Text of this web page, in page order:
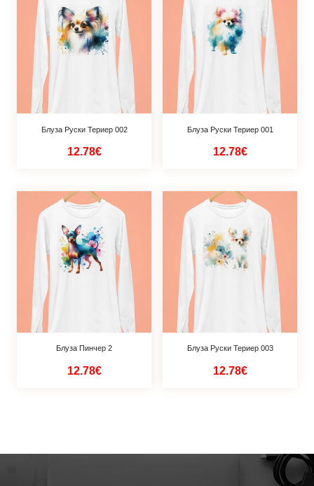
Блуза Руски Териер 002
12.78€
Блуза Руски Териер 001
12.78€
Блуза Пинчер 2
12.78€
Блуза Руски Териер 003
12.78€